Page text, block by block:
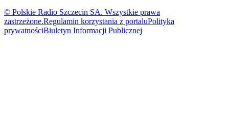
© Polskie Radio Szczecin SA. Wszystkie prawa
zastrzeżone.Regulamin korzystania z portaluPolityka
prywatnościBiuletyn Informacji Publicznej